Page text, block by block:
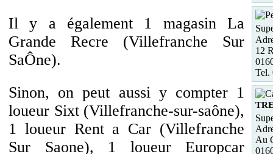
Il y a également 1 magasin La
Grande Recre (Villefranche Sur
SaÔne).
Sinon, on peut aussi y compter 1
loueur Sixt (Villefranche-sur-saône),
1 loueur Rent a Car (Villefranche
Sur Saone), 1 loueur Europcar
12
Tel.
Au